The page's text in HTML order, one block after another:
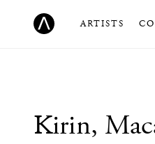
ARTISTS
Kirin,